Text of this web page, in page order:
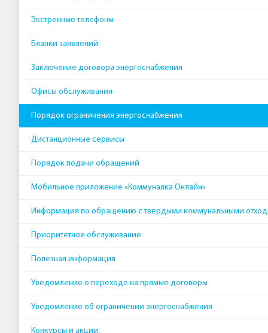
Экстренные телефоны
Бланки заявлений
Заключение договора энергоснабжения
Офисы обслуживания
Порядок ограничения энергоснабжения
Дистанционные сервисы
Порядок подачи обращений
Мобильное приложение «Коммуналка Онлайн»
Информация по обращению с твердыми коммунальными
Приоритетное обслуживание
Полезная информация
Уведомление о переходе на прямые договоры
Уведомление об ограничении энергоснабжения
Конкурсы и акции